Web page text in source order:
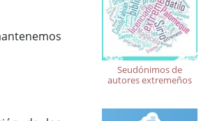
Seudónimos de
autores extremeños